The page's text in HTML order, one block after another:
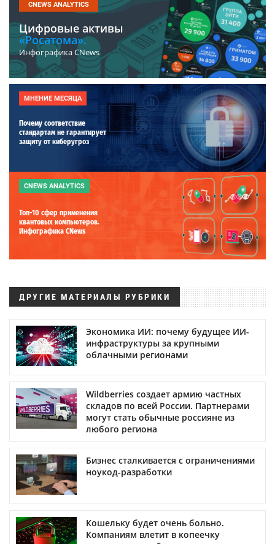
CNEWS ANALYTICS
Цифровые активы
«Росатома».
Инфографика CNews
МНЕНИЕ МЕСЯЦА
Почему соответствие
стандартам не гарантирует
защиту от киберугроз
CNEWS ANALYTICS
Топ-10 сфер применения
квантовых компьютеров.
Инфографика CNews
ДРУГИЕ МАТЕРИАЛЫ РУБРИКИ
Экономика ИИ: почему будущее ИИ-
инфраструктуры за крупными
облачными регионами
Wildberries создает армию частных
складов по всей России. Партнерами
могут стать обычные россияне из
любого региона
Бизнес сталкивается с ограничениями
ноукод-разработки
Кошельку будет очень больно.
Компаниям влетит в копеечку